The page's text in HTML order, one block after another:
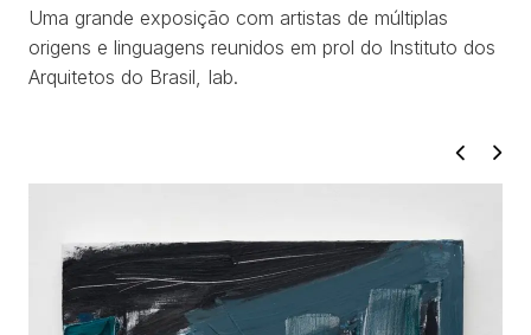
EXPOSIÇÕES
PROJETOS
Uma grande exposição com artistas de múltiplas
origens e linguagens reunidos em prol do Instituto dos
Arquitetos do Brasil, Iab.